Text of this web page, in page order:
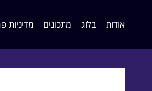
אודות בלוג מתכונים מדיניות